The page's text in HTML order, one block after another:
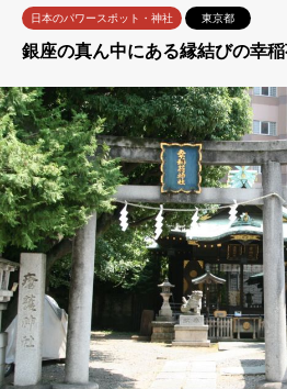
日本のパワースポット・神社 東京都
銀座の真ん中にある縁結びの幸